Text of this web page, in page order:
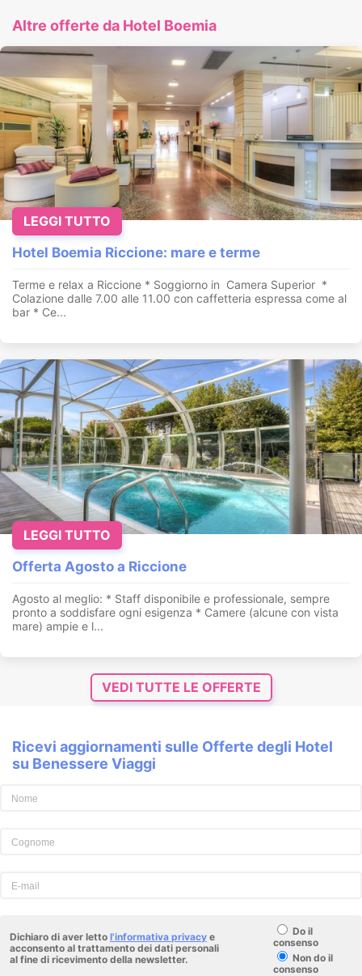
Altre offerte da Hotel Boemia
Hotel Boemia Riccione: mare e terme
Terme e relax a Riccione * Soggiorno in Camera Superior *
Colazione dalle 7.00 alle 11.00 con caffetteria espressa come al
bar * Ce...
LEGGI TUTTO
Offerta Agosto a Riccione
Agosto al meglio: * Staff disponibile e professionale, sempre
pronto a soddisfare ogni esigenza * Camere (alcune con vista
mare) ampie e l...
LEGGI TUTTO
VEDI TUTTE LE OFFERTE
Ricevi aggiornamenti sulle Offerte degli Hotel
su Benessere Viaggi
Dichiaro di aver letto l'informativa privacy e
acconsento al trattamento dei dati personali
al fine di ricevimento della newsletter.
Do il
consenso
Non do il
consenso